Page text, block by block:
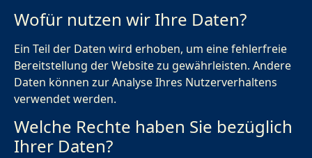
Wofür nutzen wir Ihre Daten?
Ein Teil der Daten wird erhoben, um eine fehlerfreie
Bereitstellung der Website zu gewährleisten. Andere
Daten können zur Analyse Ihres Nutzerverhaltens
verwendet werden.
Welche Rechte haben Sie bezüglich
Ihrer Daten?